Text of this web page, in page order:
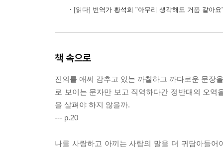
[읽다] 번역가 황석희 "아무리 생각해도 거품 같아요
책 속으로
진의를 애써 감추고 있는 까칠하고 까다로운 문장
로 보이는 문자만 보고 직역하다간 정반대의 오
을 살펴야 하지 않을까.
--- p.20
나를 사랑하고 아끼는 사람의 말을 더 귀담아들